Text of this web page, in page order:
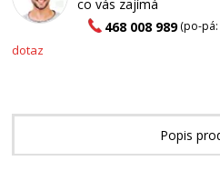
co vás zajímá
468 008 989(po-pá:
dotaz
Popis